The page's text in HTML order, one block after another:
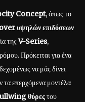
Concept, όπως το
υψηλών επιδόσεων
τηςV-Series,
Πρόκειται για ένα
να μάς δίνει
τα επερχόμενα μοντέλα
θύρεςτου